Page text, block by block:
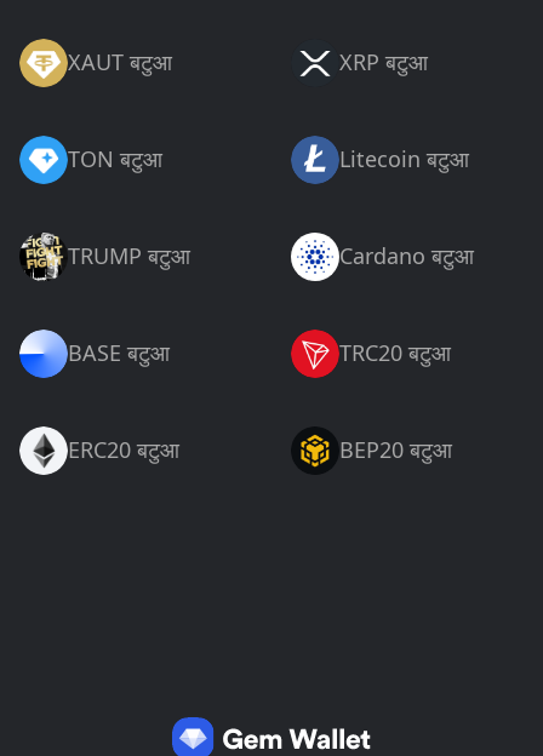
XAUT बटुआ XRP बटुआ
TON बटुआ Litecoin बटुआ
TRUMP बटुआ Cardano बटुआ
BASE बटुआ TRC20 बटुआ
ERC20 बटुआ BEP20 बटुआ